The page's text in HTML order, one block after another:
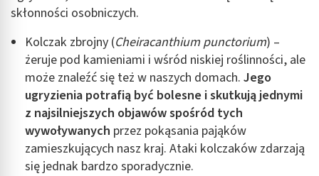
skłonności osobniczych.
Kolczak zbrojny (Cheiracanthium punctorium) –
żeruje pod kamieniami i wśród niskiej roślinności, ale
może znaleźć się też w naszych domach. Jego
ugryzienia potrafią być bolesne i skutkują jednymi
z najsilniejszych objawów spośród tych
wywoływanych przez pokąsania pająków
zamieszkujących nasz kraj. Ataki kolczaków zdarzają
się jednak bardzo sporadycznie.